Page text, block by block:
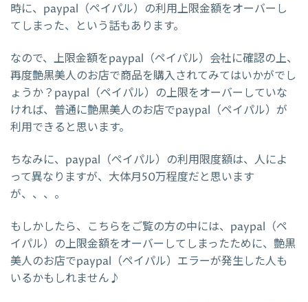
時に、paypal（ペイパル）の利用上限金額をオーバーし
てしまった、という話もあります。
なので、上限金額をpaypal（ペイパル）会社に確認の上、
再度艶黒美人のお店で商品を購入されてみてはいかがでし
ょうか？paypal（ペイパル）の上限をオーバーしていな
ければ、普通に艶黒美人のお店でpaypal（ペイパル）が
利用できると思います。
ちなみに、paypal（ペイパル）の利用限度額は、人によ
って異なりますが、大体月50万程度だと思います
が、、、。
もしかしたら、こちらをご覧の方の中には、paypal（ペ
イパル）の上限金額をオーバーしてしまったために、艶黒
美人のお店でpaypal（ペイパル）エラーが発生した人も
いるかもしれません♪